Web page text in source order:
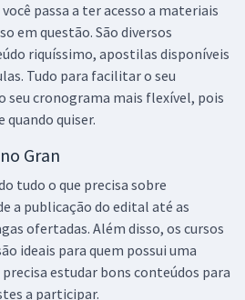
passa a ter acesso a materiais
em questão. São diversos
riquíssimo, apostilas disponíveis
Tudo para facilitar o seu
cronograma mais flexível, pois
quando quiser.
Gran
tudo o que precisa sobre
a publicação do edital até as
ofertadas. Além disso, os cursos
ideais para quem possui uma
estudar bons conteúdos para
a participar.